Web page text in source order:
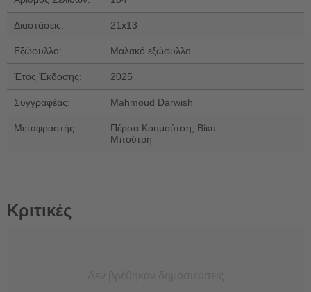
Διαστάσεις: 21x13
Εξώφυλλο: Μαλακό εξώφυλλο
Έτος Έκδοσης: 2025
Συγγραφέας: Mahmoud Darwish
Μεταφραστής:
Πέρσα Κουμούτση, Βίκυ
Μπούτρη
Κριτικές